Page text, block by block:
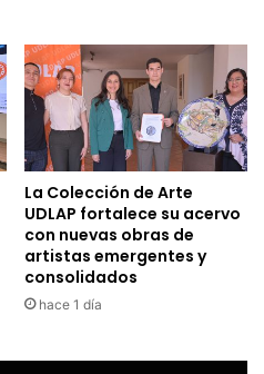
La Colección de Arte
UDLAP fortalece su acervo
con nuevas obras de
artistas emergentes y
consolidados
hace 1 día